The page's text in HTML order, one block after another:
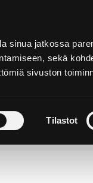
sinua jatkossa
sekä
sivuston
Tilastot